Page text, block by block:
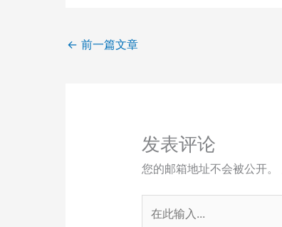
← 前一篇文章
发表评论
您的邮箱地址不会被公开。